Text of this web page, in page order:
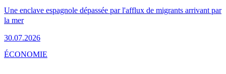
Une enclave espagnole dépassée par l'afflux de migrants arrivant par
la mer
30.07.2026
ÉCONOMIE